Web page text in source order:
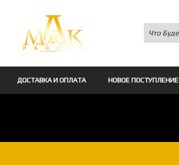
ДОСТАВКА И ОПЛАТА НОВОЕ ПОСТУПЛЕНИЕ